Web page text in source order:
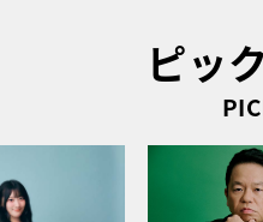
ピッ